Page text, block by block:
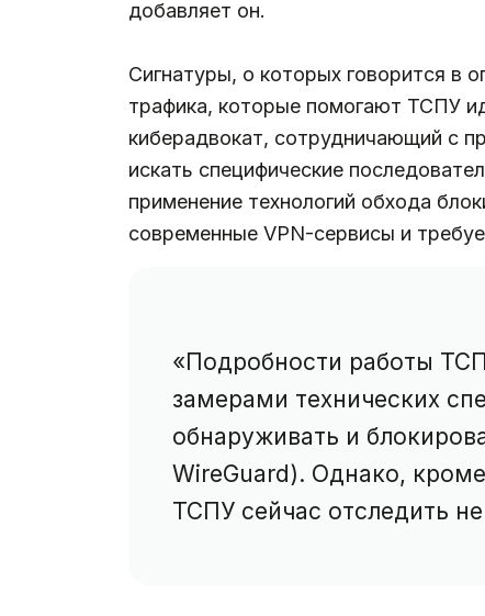
добавляет он.
Сигнатуры, о которых говорится в
трафика, которые помогают ТСПУ
киберадвокат, сотрудничающий с
искать специфические
применение технологий обхода
современные VPN-сервисы и
«Подробности работы
замерами технических
обнаруживать и
WireGuard). Однако,
ТСПУ сейчас отследить